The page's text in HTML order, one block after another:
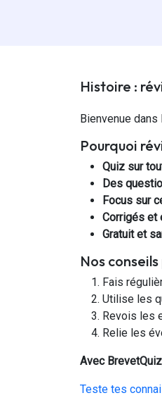
Histoire :
Bienvenue
Pourquoi
Quiz sur
Des
Focus sur
Corrigés et
Gratuit et
Nos
Fais
Utilise les
Revois les
Relie les
Avec
Teste tes